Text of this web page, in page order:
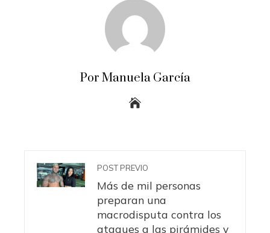
Por Manuela García
POST PREVIO
Más de mil personas
preparan una
macrodisputa contra los
ataques a las pirámides y